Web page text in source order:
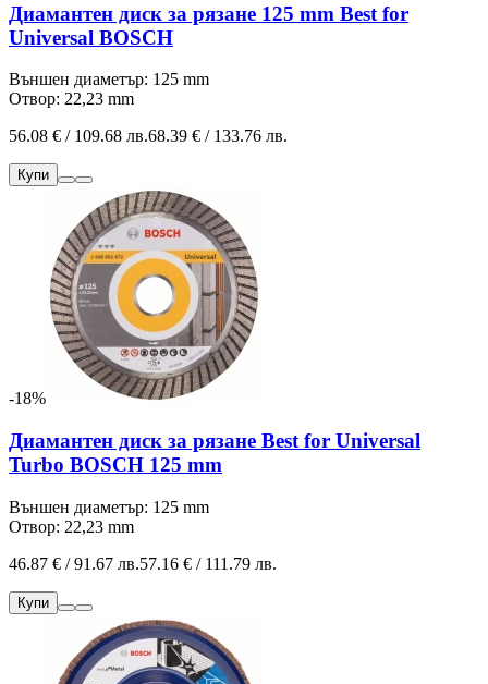
Диамантен диск за рязане 125 mm Best for
Universal BOSCH
Външен диаметър: 125 mm
Отвор: 22,23 mm
56.08 € / 109.68 лв.68.39 € / 133.76 лв.
Купи
-18%
Диамантен диск за рязане Best for Universal
Turbo BOSCH 125 mm
Външен диаметър: 125 mm
Отвор: 22,23 mm
46.87 € / 91.67 лв.57.16 € / 111.79 лв.
Купи